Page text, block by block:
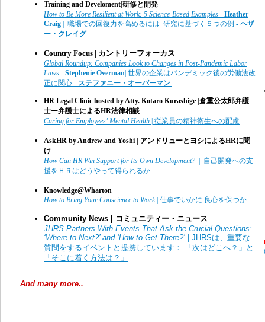
Training and Develoment|研修と開発
How to Be More Resilient at Work: 5 Science-Based Examples - Heather
Craig | 職場での回復力を高めるには 研究に基づく５つの例 - ヘザ
ー・クレイグ
Country Focus | カントリーフォーカス
Global Roundup: Companies Look to Changes in Post-Pandemic Labor
Laws - Stephenie Overman| 世界の企業はパンデミック後の労働法改
正に関心 - ステファニー・オーバーマン
HR Legal Clinic hosted by Atty. Kotaro Kurashige |倉重公太郎弁護
士ー弁護士によるHR法律相談
Caring for Employees’ Mental Health | 従業員の精神衛生への配慮
AskHR by Andrew and Yoshi | アンドリューとヨシによるHRに聞
け
How Can HR Win Support for Its Own Development? | 自己開発への支
援をＨＲはどうやって得られるか
Knowledge@Wharton
How to Bring Your Conscience to Work| 仕事でいかに 良心を保つか
Community News | コミュニティー・ニュース
JHRS Partners With Events That Ask the Crucial Questions:
‘Where to Next?’ and ‘How to Get There?’ | JHRSは、重要な
質問をするイベントと提携しています： 「次はどこへ？」と
「そこに着く方法は？」
And many more...